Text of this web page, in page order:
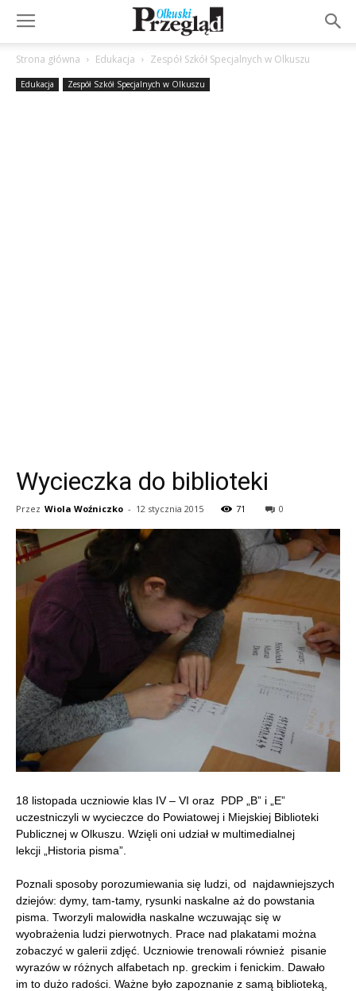
Strona główna Edukacja Zespół Szkół Specjalnych w Olkuszu
Edukacja Zespół Szkół Specjalnych w Olkuszu
Wycieczka do biblioteki
Przez Wiola Woźniczko - 12 stycznia 2015 71 0
18 listopada uczniowie klas IV – VI oraz PDP „B” i „E”
uczestniczyli w wycieczce do Powiatowej i Miejskiej Biblioteki
Publicznej w Olkuszu. Wzięli oni udział w multimedialnej
lekcji „Historia pisma”.
Poznali sposoby porozumiewania się ludzi, od najdawniejszych
dziejów: dymy, tam-tamy, rysunki naskalne aż do powstania
pisma. Tworzyli malowidła naskalne wczuwając się w
wyobrażenia ludzi pierwotnych. Prace nad plakatami można
zobaczyć w galerii zdjęć. Uczniowie trenowali również pisanie
wyrazów w różnych alfabetach np. greckim i fenickim. Dawało
im to dużo radości. Ważne było zapoznanie z samą biblioteką,